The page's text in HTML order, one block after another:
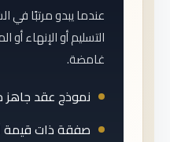
عندما يبدو مرتبًا في
التسليم أو الإنهاء
غامضة.
نموذج عقد جاهز
صفقة ذات قيمة